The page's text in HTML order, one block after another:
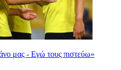
μας - Εγώ τους πιστεύω»